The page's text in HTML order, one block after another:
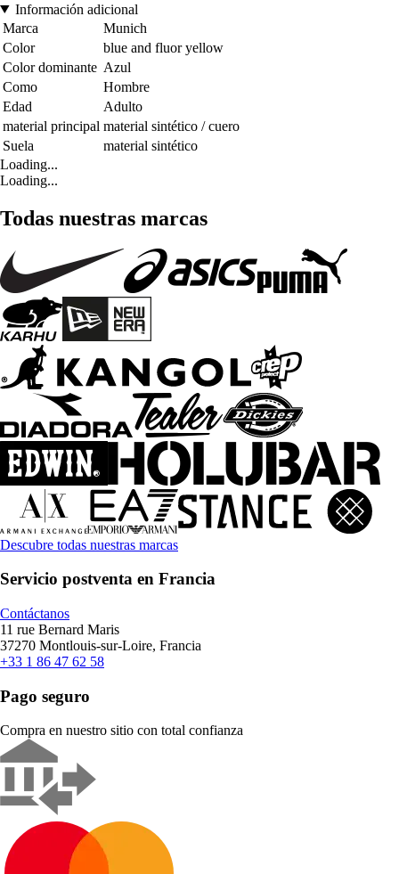
Información adicional
Marca
Munich
Color
blue and fluor yellow
Color dominante Azul
Como
Hombre
Edad
Adulto
material principal material sintético / cuero
Suela
material sintético
Loading...
Loading...
Todas nuestras marcas
Descubre todas nuestras marcas
Servicio postventa en Francia
Contáctanos
11 rue Bernard Maris
37270 Montlouis-sur-Loire, Francia
+33 1 86 47 62 58
Pago seguro
Compra en nuestro sitio con total confianza